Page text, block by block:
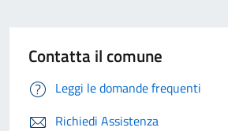
Contatta il comune
Leggi le domande frequenti
Richiedi Assistenza